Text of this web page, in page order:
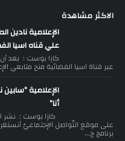
الاكثر مشاهدة
الإعلامية
علي قناه اسيا
كازا بوست : بعد
عبر قناة اسيا الفضائية منح متابعي
الإعلامية
أنا”
كازا بوست : نشر
على موقع التّواصل الإجتماعيّ
برنامج ج...